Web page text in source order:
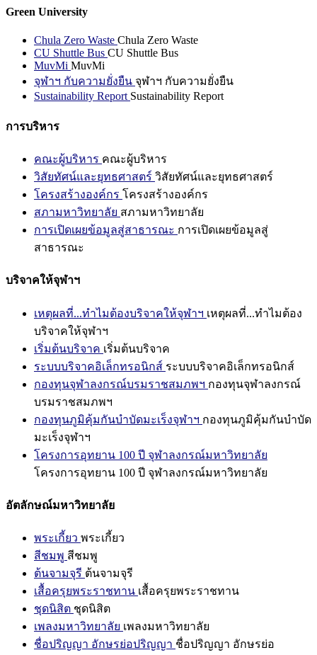
Green University
Chula Zero Waste Chula Zero Waste
CU Shuttle Bus CU Shuttle Bus
MuvMi MuvMi
จุฬาฯ กับความยั่งยืน จุฬาฯ กับความยั่งยืน
Sustainability Report Sustainability Report
การบริหาร
คณะผู้บริหาร คณะผู้บริหาร
วิสัยทัศน์และยุทธศาสตร์ วิสัยทัศน์และยุทธศาสตร์
โครงสร้างองค์กร โครงสร้างองค์กร
สภามหาวิทยาลัย สภามหาวิทยาลัย
การเปิดเผยข้อมูลสู่สาธารณะ การเปิดเผยข้อมูลสู่
สาธารณะ
บริจาคให้จุฬาฯ
เหตุผลที่...ทำไมต้องบริจาคให้จุฬาฯ เหตุผลที่...ทำไมต้อง
บริจาคให้จุฬาฯ
เริ่มต้นบริจาค เริ่มต้นบริจาค
ระบบบริจาคอิเล็กทรอนิกส์ ระบบบริจาคอิเล็กทรอนิกส์
กองทุนจุฬาลงกรณ์บรมราชสมภพฯ กองทุนจุฬาลงกรณ์
บรมราชสมภพฯ
กองทุนภูมิคุ้มกันบำบัดมะเร็งจุฬาฯ กองทุนภูมิคุ้มกันบำบัด
มะเร็งจุฬาฯ
โครงการอุทยาน 100 ปี จุฬาลงกรณ์มหาวิทยาลัย
โครงการอุทยาน 100 ปี จุฬาลงกรณ์มหาวิทยาลัย
อัตลักษณ์มหาวิทยาลัย
พระเกี้ยว พระเกี้ยว
สีชมพู สีชมพู
ต้นจามจุรี ต้นจามจุรี
เสื้อครุยพระราชทาน เสื้อครุยพระราชทาน
ชุดนิสิต ชุดนิสิต
เพลงมหาวิทยาลัย เพลงมหาวิทยาลัย
ชื่อปริญญา อักษรย่อปริญญา ชื่อปริญญา อักษรย่อ